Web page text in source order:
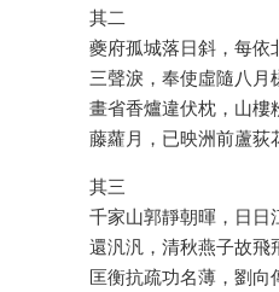
其二
夔府孤城落日斜，每依
三聲淚，奉使虛隨八月
畫省香爐違伏枕，山樓
藤蘿月，已映洲前蘆荻
其三
千家山郭靜朝暉，日日
還汎汎，清秋燕子故飛
匡衡抗疏功名薄，劉